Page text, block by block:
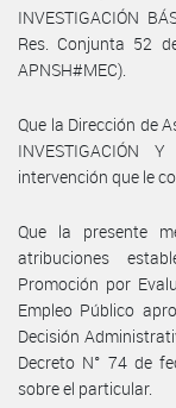
INVESTIGACIÓN
Res. Conjunta 52
APNSH#MEC).
Que la Dirección de
INVESTIGACIÓN
intervención que le
Que la presente
atribuciones
Promoción por
Empleo Público
Decisión
Decreto N° 74 de
sobre el particular.